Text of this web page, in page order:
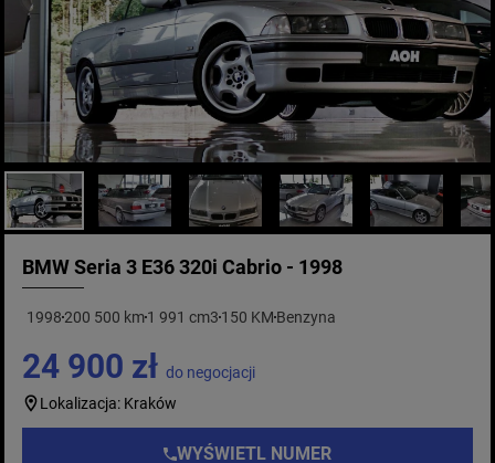
BMW Seria 3 E36 320i Cabrio - 1998
1998200 500 km1 991 cm3 150 KM Benzyna
24 900 zł do negocjacji
Lokalizacja: Kraków
WYŚWIETL NUMER